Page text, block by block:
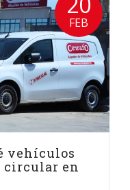
FEB
vehículos
circular en